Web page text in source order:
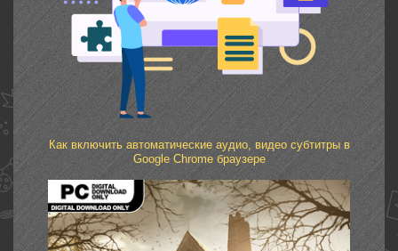
Как включить автоматические аудио, видео субтитры в
Google Chrome браузере